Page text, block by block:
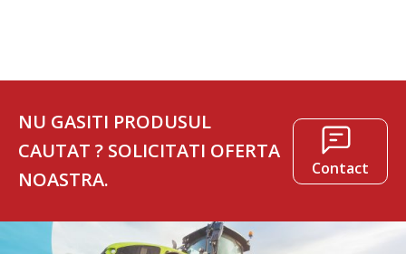
NU GASITI PRODUSUL
CAUTAT ? SOLICITATI OFERTA
NOASTRA.
Contact